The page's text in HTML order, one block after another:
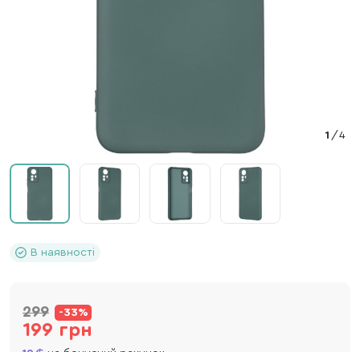
1 /4
В наявності
299 -33%
199 грн